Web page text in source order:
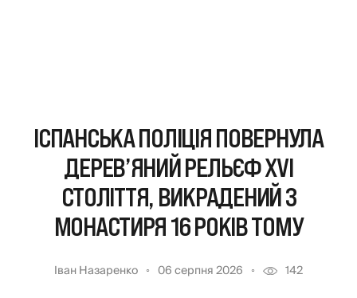
ІСПАНСЬКА ПОЛІЦІЯ ПОВЕРНУЛА
ДЕРЕВ’ЯНИЙ РЕЛЬЄФ XVI
СТОЛІТТЯ, ВИКРАДЕНИЙ З
МОНАСТИРЯ 16 РОКІВ ТОМУ
Іван Назаренко 06 серпня 2026 142